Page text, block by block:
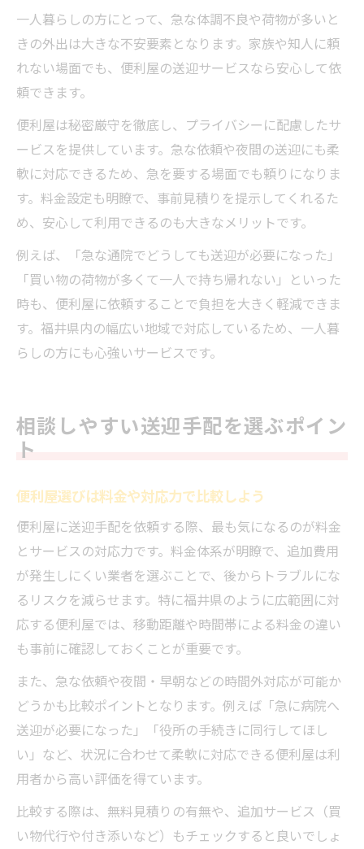
一人暮らしの方にとって、急な体調不良や荷物が多いと
きの外出は大きな不安要素となります。家族や知人に頼
れない場面でも、便利屋の送迎サービスなら安心して依
頼できます。
便利屋は秘密厳守を徹底し、プライバシーに配慮したサ
ービスを提供しています。急な依頼や夜間の送迎にも柔
軟に対応できるため、急を要する場面でも頼りになりま
す。料金設定も明瞭で、事前見積りを提示してくれるた
め、安心して利用できるのも大きなメリットです。
例えば、「急な通院でどうしても送迎が必要になった」
「買い物の荷物が多くて一人で持ち帰れない」といった
時も、便利屋に依頼することで負担を大きく軽減できま
す。福井県内の幅広い地域で対応しているため、一人暮
らしの方にも心強いサービスです。
相談しやすい送迎手配を選ぶポイン
ト
便利屋選びは料金や対応力で比較しよう
便利屋に送迎手配を依頼する際、最も気になるのが料金
とサービスの対応力です。料金体系が明瞭で、追加費用
が発生しにくい業者を選ぶことで、後からトラブルにな
るリスクを減らせます。特に福井県のように広範囲に対
応する便利屋では、移動距離や時間帯による料金の違い
も事前に確認しておくことが重要です。
また、急な依頼や夜間・早朝などの時間外対応が可能か
どうかも比較ポイントとなります。例えば「急に病院へ
送迎が必要になった」「役所の手続きに同行してほし
い」など、状況に合わせて柔軟に対応できる便利屋は利
用者から高い評価を得ています。
比較する際は、無料見積りの有無や、追加サービス（買
い物代行や付き添いなど）もチェックすると良いでしょ